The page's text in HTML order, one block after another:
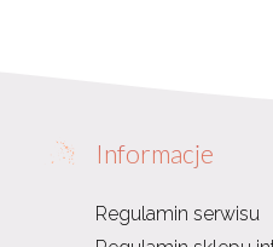
Informacje
Regulamin serwisu